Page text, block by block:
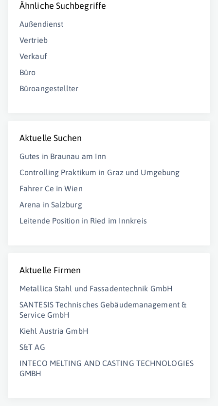
Ähnliche Suchbegriffe
Außendienst
Vertrieb
Verkauf
Büro
Büroangestellter
Aktuelle Suchen
Gutes in Braunau am Inn
Controlling Praktikum in Graz und Umgebung
Fahrer Ce in Wien
Arena in Salzburg
Leitende Position in Ried im Innkreis
Aktuelle Firmen
Metallica Stahl und Fassadentechnik GmbH
SANTESIS Technisches Gebäudemanagement &
Service GmbH
Kiehl Austria GmbH
S&T AG
INTECO MELTING AND CASTING TECHNOLOGIES
GMBH